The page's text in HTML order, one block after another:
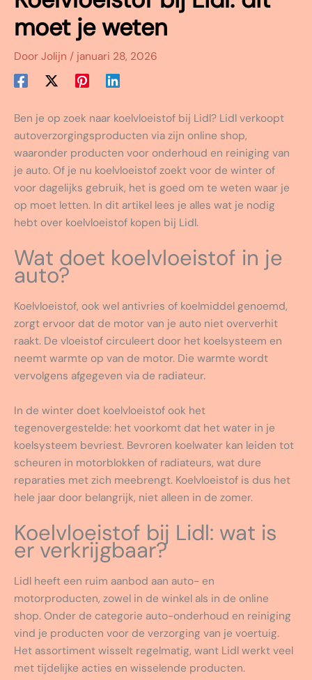
moet je weten
Door Jolijn / januari 28, 2026
Ben je op zoek naar koelvloeistof bij Lidl? Lidl verkoopt
autoverzorgingsproducten via zijn online shop,
waaronder producten voor onderhoud en reiniging van
je auto. Of je nu koelvloeistof zoekt voor de winter of
voor dagelijks gebruik, het is goed om te weten waar je
op moet letten. In dit artikel lees je alles wat je nodig
hebt over koelvloeistof kopen bij Lidl.
Wat doet koelvloeistof in je
auto?
Koelvloeistof, ook wel antivries of koelmiddel genoemd,
zorgt ervoor dat de motor van je auto niet oververhit
raakt. De vloeistof circuleert door het koelsysteem en
neemt warmte op van de motor. Die warmte wordt
vervolgens afgegeven via de radiateur.
In de winter doet koelvloeistof ook het
tegenovergestelde: het voorkomt dat het water in je
koelsysteem bevriest. Bevroren koelwater kan leiden tot
scheuren in motorblokken of radiateurs, wat dure
reparaties met zich meebrengt. Koelvloeistof is dus het
hele jaar door belangrijk, niet alleen in de zomer.
Koelvloeistof bij Lidl: wat is
er verkrijgbaar?
Lidl heeft een ruim aanbod aan auto- en
motorproducten, zowel in de winkel als in de online
shop. Onder de categorie auto-onderhoud en reiniging
vind je producten voor de verzorging van je voertuig.
Het assortiment wisselt regelmatig, want Lidl werkt veel
met tijdelijke acties en wisselende producten.